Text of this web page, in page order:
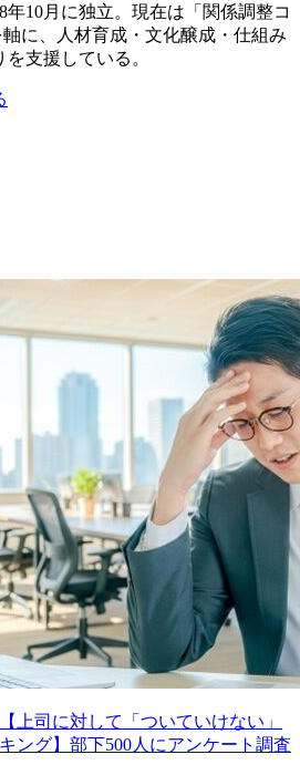
年10月に独立。現在は「関係調整コ
に、人材育成・文化醸成・仕組み
支援している。
上司に対して「ついていけない」
ング】部下500人にアンケート調査